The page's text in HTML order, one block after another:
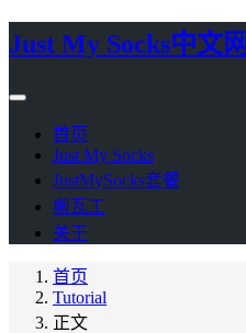
Just My Socks中文网
首页
Just My Socks
JustMySocks套餐
搬瓦工
关于
首页
Tutorial
正文